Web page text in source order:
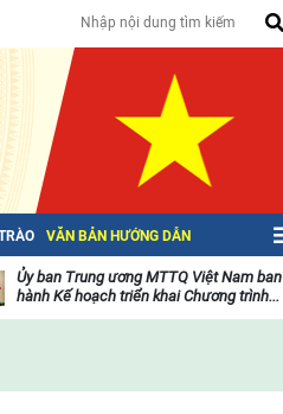
VĂN BẢN HƯỚNG DẪN
Ủy ban Trung ương MTTQ Việt Nam ban
hành Kế hoạch triển khai Chương trình...